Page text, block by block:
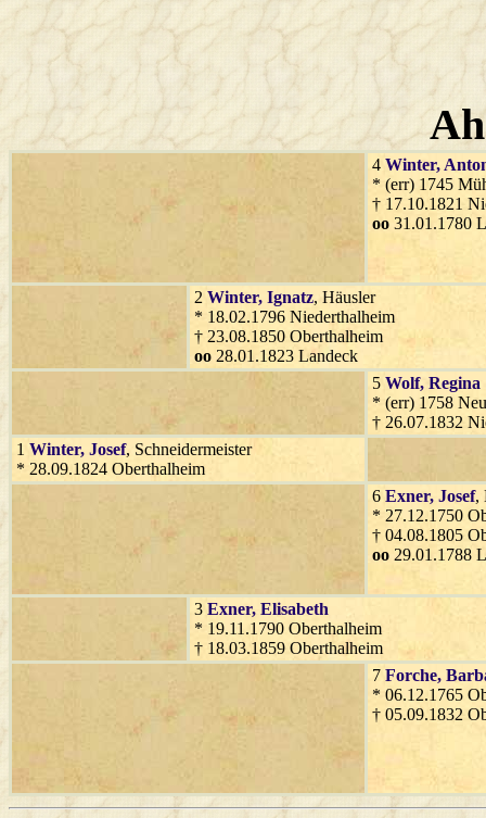
4 Winter,
* (err) 1745
† 17.10.1821
oo 31.01.1780
2 Winter, Ignatz, Häusler
* 18.02.1796 Niederthalheim
† 23.08.1850 Oberthalheim
oo 28.01.1823 Landeck
5 Wolf, Regina
* (err) 1758
† 26.07.1832
1 Winter, Josef, Schneidermeister
* 28.09.1824 Oberthalheim
6 Exner, Josef,
* 27.12.1750
† 04.08.1805
oo 29.01.1788
3 Exner, Elisabeth
* 19.11.1790 Oberthalheim
† 18.03.1859 Oberthalheim
7 Forche,
* 06.12.1765
† 05.09.1832